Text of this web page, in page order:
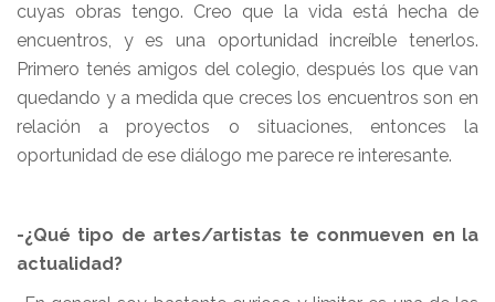
cuyas obras tengo. Creo que la vida está hecha de
encuentros, y es una oportunidad increíble tenerlos.
Primero tenés amigos del colegio, después los que van
quedando y a medida que creces los encuentros son en
relación a proyectos o situaciones, entonces la
oportunidad de ese diálogo me parece re interesante.
-¿Qué tipo de artes/artistas te conmueven en la
actualidad?